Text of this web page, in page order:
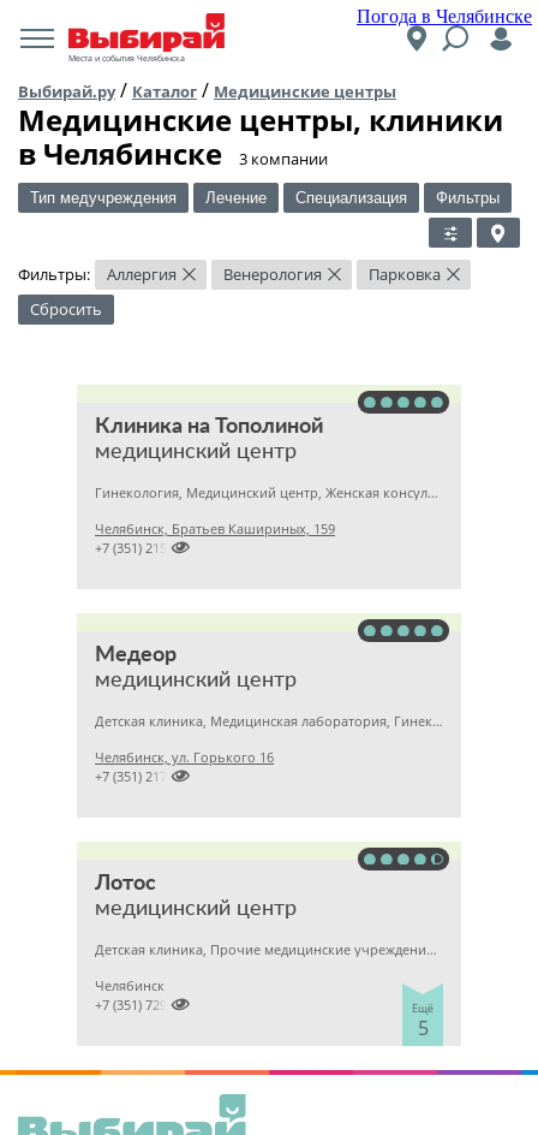
Погода в Челябинске
Места и события Челябинска
Выбирай.ру/ Каталог / Медицинские центры
Медицинские центры, клиники
в Челябинске
​3 компании
Тип медучреждения Лечение Специализация Фильтры
Фильтры: Аллергия × Венерология × Парковка ×
Сбросить
Клиника на Тополиной
медицинский центр
Гинекология, Медицинский центр, Женская консультация
Челябинск, Братьев Кашириных, 159

+7 (351) 2150573
Медеор
медицинский центр
Детская клиника, Медицинская лаборатория, Гинекология
Челябинск, ул. Горького 16

+7 (351) 2172376
Лотос
медицинский центр
Детская клиника, Прочие медицинские учреждения, Гинекология
Ещё
5
Челябинск

+7 (351) 7298929